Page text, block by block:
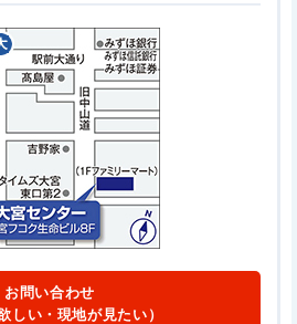
お問い合わせ
しい・現地が見たい）